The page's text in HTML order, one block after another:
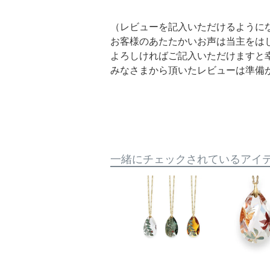
（レビューを記入いただけるように
お客様のあたたかいお声は当主を
よろしければご記入いただけますと
みなさまから頂いたレビューは準備
一緒にチェックされているアイ